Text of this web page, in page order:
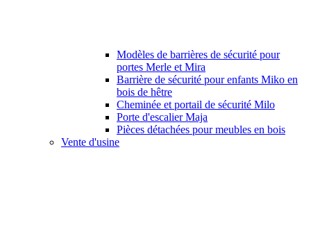
Modèles de barrières de sécurité pour
portes Merle et Mira
Barrière de sécurité pour enfants Miko en
bois de hêtre
Cheminée et portail de sécurité Milo
Porte d'escalier Maja
Pièces détachées pour meubles en bois
Vente d'usine